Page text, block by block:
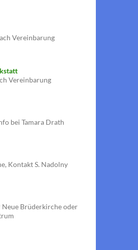
Vereinbarung
Vereinbarung
bei Tamara Drath
Kontakt S. Nadolny
Brüderkirche oder